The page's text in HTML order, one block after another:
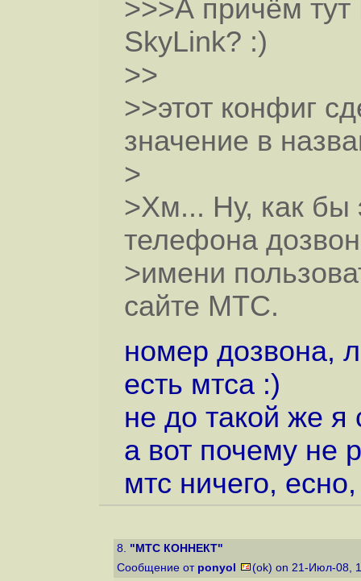
>>>А причём
SkyLink? :)
>>
>>этот конфиг
значение в
>
>Хм... Ну, как бы
телефона
>имени
сайте МТС.
номер дозвона,
есть мтса :)
не до такой же я
а вот почему не
мтс ничего,
8. "МТС КОННЕКТ"
Сообщение от ponyol (ok) on 21-Июл-08,